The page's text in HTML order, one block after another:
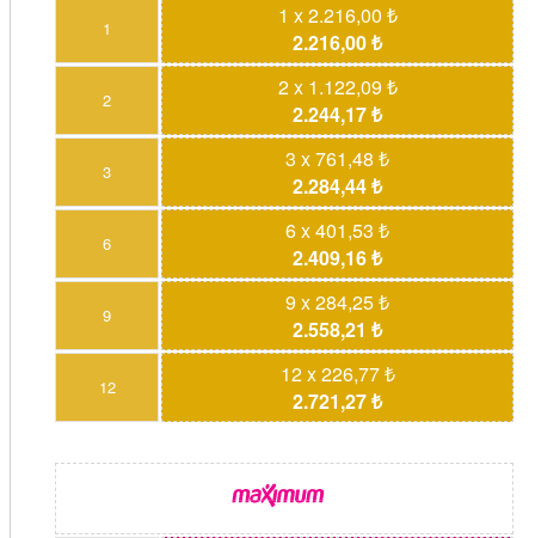
1
1 x 2.216,00 ₺
2.216,00 ₺
2
2 x 1.122,09 ₺
2.244,17 ₺
3
3 x 761,48 ₺
2.284,44 ₺
6
6 x 401,53 ₺
2.409,16 ₺
9
9 x 284,25 ₺
2.558,21 ₺
12
12 x 226,77 ₺
2.721,27 ₺